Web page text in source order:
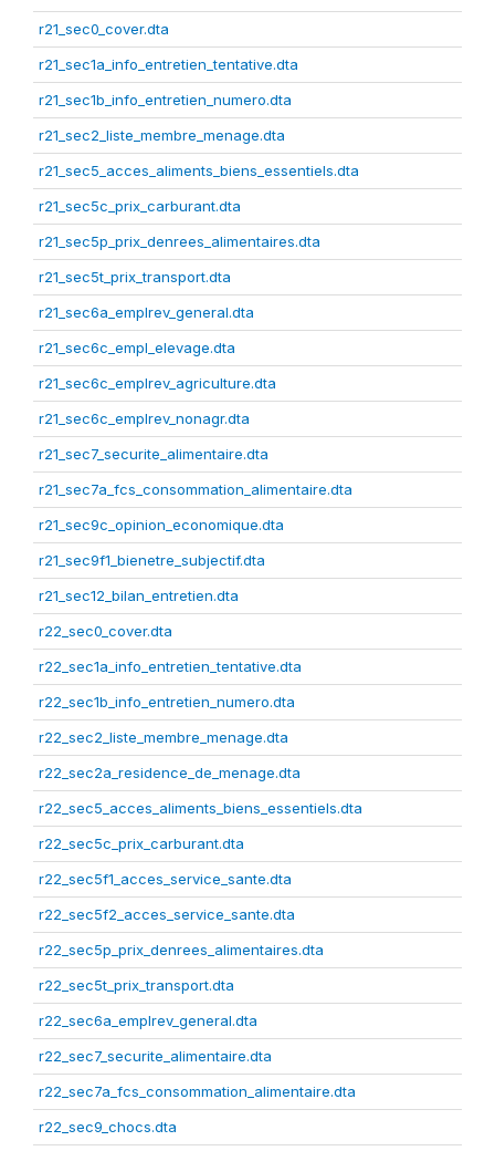
r21_sec0_cover.dta
r21_sec1a_info_entretien_tentative.dta
r21_sec1b_info_entretien_numero.dta
r21_sec2_liste_membre_menage.dta
r21_sec5_acces_aliments_biens_essentiels.dta
r21_sec5c_prix_carburant.dta
r21_sec5p_prix_denrees_alimentaires.dta
r21_sec5t_prix_transport.dta
r21_sec6a_emplrev_general.dta
r21_sec6c_empl_elevage.dta
r21_sec6c_emplrev_agriculture.dta
r21_sec6c_emplrev_nonagr.dta
r21_sec7_securite_alimentaire.dta
r21_sec7a_fcs_consommation_alimentaire.dta
r21_sec9c_opinion_economique.dta
r21_sec9f1_bienetre_subjectif.dta
r21_sec12_bilan_entretien.dta
r22_sec0_cover.dta
r22_sec1a_info_entretien_tentative.dta
r22_sec1b_info_entretien_numero.dta
r22_sec2_liste_membre_menage.dta
r22_sec2a_residence_de_menage.dta
r22_sec5_acces_aliments_biens_essentiels.dta
r22_sec5c_prix_carburant.dta
r22_sec5f1_acces_service_sante.dta
r22_sec5f2_acces_service_sante.dta
r22_sec5p_prix_denrees_alimentaires.dta
r22_sec5t_prix_transport.dta
r22_sec6a_emplrev_general.dta
r22_sec7_securite_alimentaire.dta
r22_sec7a_fcs_consommation_alimentaire.dta
r22_sec9_chocs.dta